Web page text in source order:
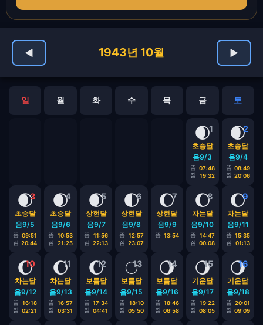
◀ 1943년 10월 ▶
일 월 화 수 목 금 토
1
🌒
초승달
음9/3
뜸 07:48
짐
19:32
2
🌒
초승달
음9/4
뜸 08:49
짐 20:06
3
🌒
초승달
음9/5
뜸 09:51
짐 20:44
4
🌒
초승달
음9/6
뜸
10:53
짐
21:25
5
🌒
상현달
음9/7
뜸
11:56
짐 22:13
6
🌓
상현달
음9/8
뜸
12:57
짐 23:07
7
🌔
상현달
음9/9
뜸 13:54
8
🌔
차는달
음9/10
뜸
14:47
짐 00:08
9
🌔
차는달
음9/11
뜸 15:35
짐
01:13
10
🌔
차는달
음9/12
뜸
16:18
짐 02:21
11
🌔
차는달
음9/13
뜸
16:57
짐
03:31
12
🌔
보름달
음9/14
뜸 17:34
짐 04:41
13
🌕
보름달
음9/15
뜸
18:10
짐 05:50
14
🌖
보름달
음9/16
뜸 18:46
짐 06:58
15
🌖
기운달
음9/17
뜸
19:22
짐 08:05
16
🌖
기운달
음9/18
뜸 20:01
짐 09:09